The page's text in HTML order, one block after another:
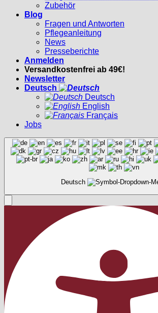
Zubehör
Blog
Fragen und Antworten
Pflegeanleitung
News
Presseberichte
Anmelden
Versandkostenfrei ab 49€!
Newsletter
Deutsch
Deutsch
English
Français
Jobs
Deutsch